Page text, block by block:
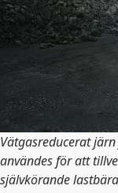
Vätgasreducerat
användes för att
självkörande